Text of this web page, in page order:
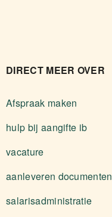
DIRECT MEER OVER
Afspraak maken
hulp bij aangifte ib
vacature
aanleveren documenten
salarisadministratie